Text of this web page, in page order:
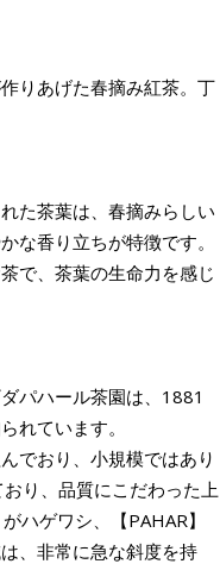
りあげた春摘み紅茶。丁
た茶葉は、春摘みらしい
な香り立ちが特徴です。
で、茶葉の生命力を感じ
パハール茶園は、1881
れています。
でおり、小規模ではあり
り、品質にこだわった上
ハゲワシ、【PAHAR】
、非常に急な斜度を持